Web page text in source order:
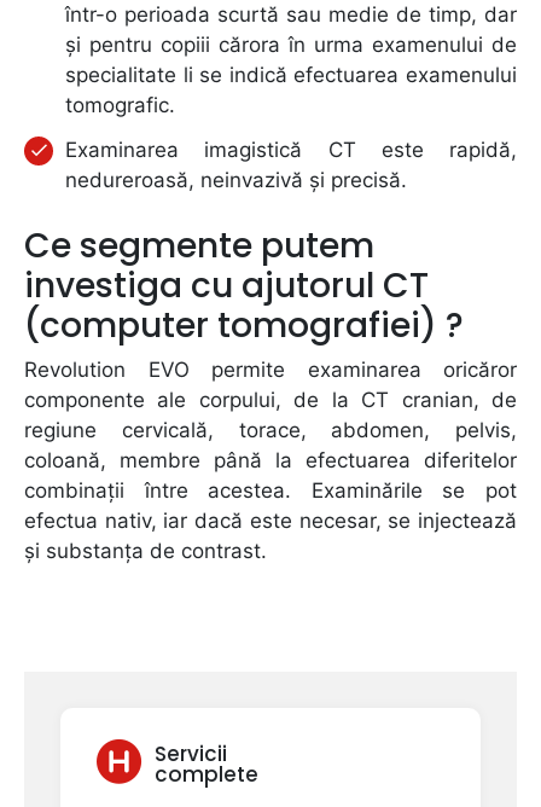
într-o perioada scurtă sau medie de timp, dar
și pentru copiii cărora în urma examenului de
specialitate li se indică efectuarea examenului
tomografic.
Examinarea imagistică CT este rapidă,
nedureroasă, neinvazivă și precisă.
Ce segmente putem
investiga cu ajutorul CT
(computer tomografiei) ?
Revolution EVO permite examinarea oricăror
componente ale corpului, de la CT cranian, de
regiune cervicală, torace, abdomen, pelvis,
coloană, membre până la efectuarea diferitelor
combinații între acestea. Examinările se pot
efectua nativ, iar dacă este necesar, se injectează
și substanța de contrast.
Servicii
complete